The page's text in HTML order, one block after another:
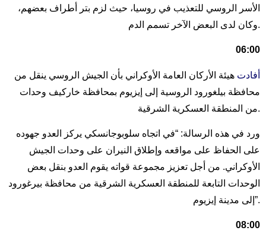
الأسر الروسي للتعذيب في روسيا، حيث لزم بتر أطراف بعضهم،
وكان لدى البعض الآخر تسمم الدم.
06:00
أفادت هيئة الأركان العامة الأوكراني بأن الجيش الروسي ينقل من
محافظة بيلغورود الروسية إلى إيزيوم بمحافظة خاركيف وحدات
من المنطقة العسكرية الشرقية.
ورد في هذه الرسالة: “في اتجاه سلوبوجانسكي يركز العدو جهوده
على الحفاظ على مواقعه وإطلاق النيران على وحدات الجيش
الأوكراني. من أجل تعزيز مجموعة قواته يقوم العدو بنقل بعض
الوحدات التابعة للمنطقة العسكرية الشرقية من محافظة بيرغورود
إلى مدينة إيزيوم”.
08:00